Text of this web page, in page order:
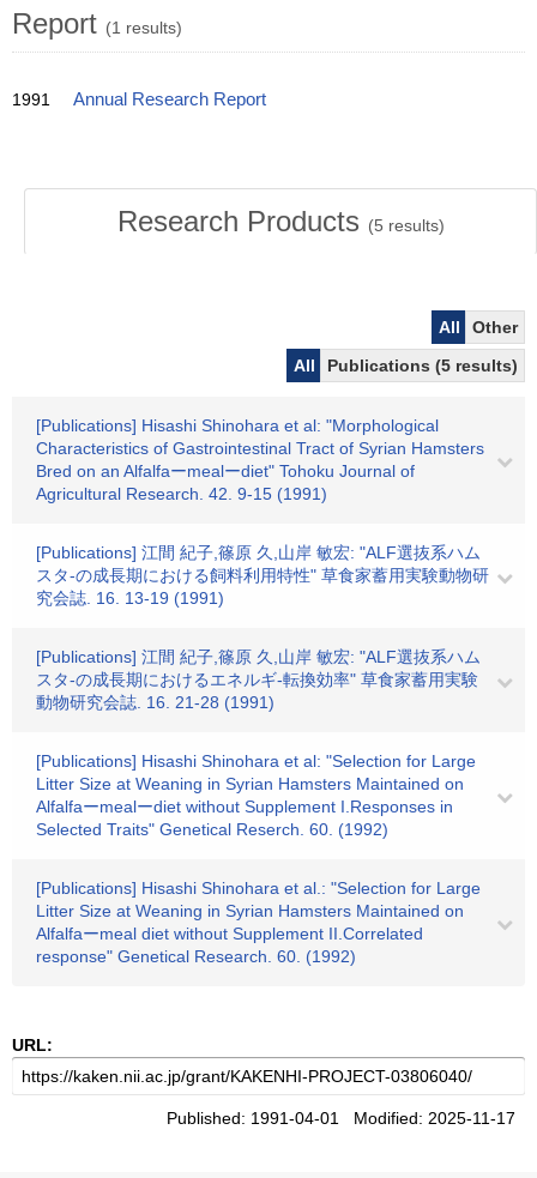
Report (1 results)
1991 Annual Research Report
Research Products (5 results)
All
Other
All
Publications (5 results)
[Publications] Hisashi Shinohara et al: "Morphological
Characteristics of Gastrointestinal Tract of Syrian Hamsters
Bred on an Alfalfaーmealーdiet" Tohoku Journal of
Agricultural Research. 42. 9-15 (1991)
[Publications] 江間 紀子,篠原 久,山岸 敏宏: "ALF選抜系ハム
スタ-の成長期における飼料利用特性" 草食家蓄用実験動物研
究会誌. 16. 13-19 (1991)
[Publications] 江間 紀子,篠原 久,山岸 敏宏: "ALF選抜系ハム
スタ-の成長期におけるエネルギ-転換効率" 草食家蓄用実験
動物研究会誌. 16. 21-28 (1991)
[Publications] Hisashi Shinohara et al: "Selection for Large
Litter Size at Weaning in Syrian Hamsters Maintained on
Alfalfaーmealーdiet without Supplement I.Responses in
Selected Traits" Genetical Reserch. 60. (1992)
[Publications] Hisashi Shinohara et al.: "Selection for Large
Litter Size at Weaning in Syrian Hamsters Maintained on
Alfalfaーmeal diet without Supplement II.Correlated
response" Genetical Research. 60. (1992)
URL:
Published: 1991-04-01 Modified: 2025-11-17